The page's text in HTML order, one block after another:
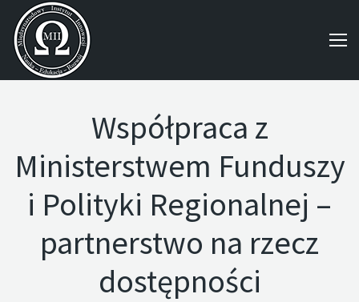
Współpraca z
Ministerstwem Funduszy
i Polityki Regionalnej –
partnerstwo na rzecz
dostępności